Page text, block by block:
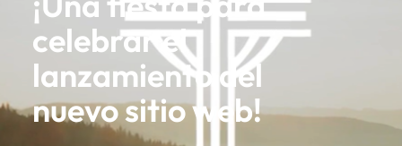
celebrar el
lanzamiento del
nuevo sitio web!